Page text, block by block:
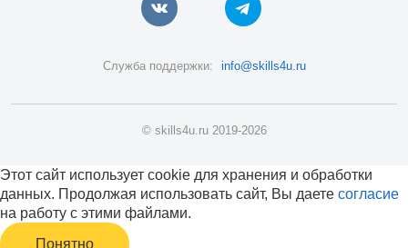
Служба поддержки: info@skills4u.ru
© skills4u.ru 2019-2026
Этот сайт использует cookie для хранения и обработки
данных. Продолжая использовать сайт, Вы даете согласие
на работу с этими файлами.
Понятно